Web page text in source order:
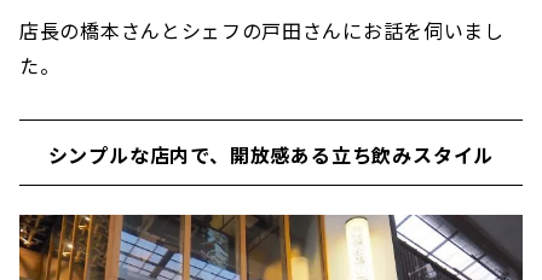
店長の橋本さんとシェフの戸田さんにお話を伺いまし
た。
シンプルな店内で、開放感ある立ち飲みスタイル